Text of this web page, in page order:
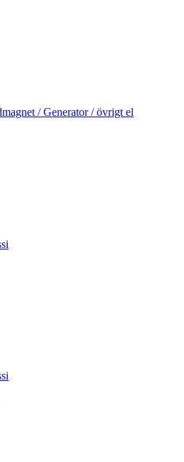
/ Generator / övrigt el